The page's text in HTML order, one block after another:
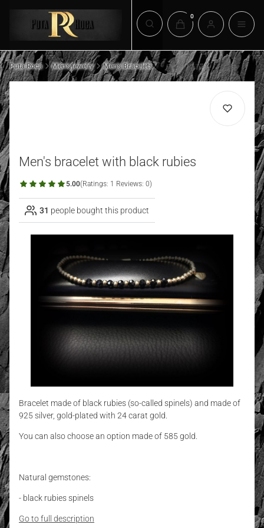
Open search engine
Products in the cart: 0.
Puta Roca Men's jewelry Men's Bracelets
Men's bracelet with black rubies
5.00(Ratings: 1 Reviews: 0)
31 people bought this product
Bracelet made of black rubies (so-called spinels) and made of
925 silver, gold-plated with 24 carat gold.
You can also choose an option made of 585 gold.
Natural gemstones:
- black rubies spinels
Go to full description